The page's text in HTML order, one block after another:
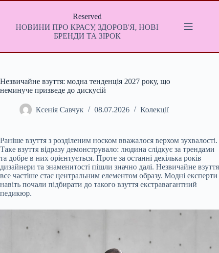
Перейти
Reserved
НОВИНИ ПРО КРАСУ, ЗДОРОВ'Я, НОВІ
БРЕНДИ ТА ЗІРОК
Незвичайне взуття: модна тенденція 2027 року, що
неминуче призведе до дискусій
Ксенія Савчук 08.07.2026 Колекції
Раніше взуття з розділеним носком вважалося верхом зухвалості.
Таке взуття відразу демонструвало: людина слідкує за трендами
та добре в них орієнтується. Проте за останні декілька років
дизайнери та знаменитості пішли значно далі. Незвичайне взуття
все частіше стає центральним елементом образу. Модні експерти
навіть почали підбирати до такого взуття екстравагантний
педикюр.